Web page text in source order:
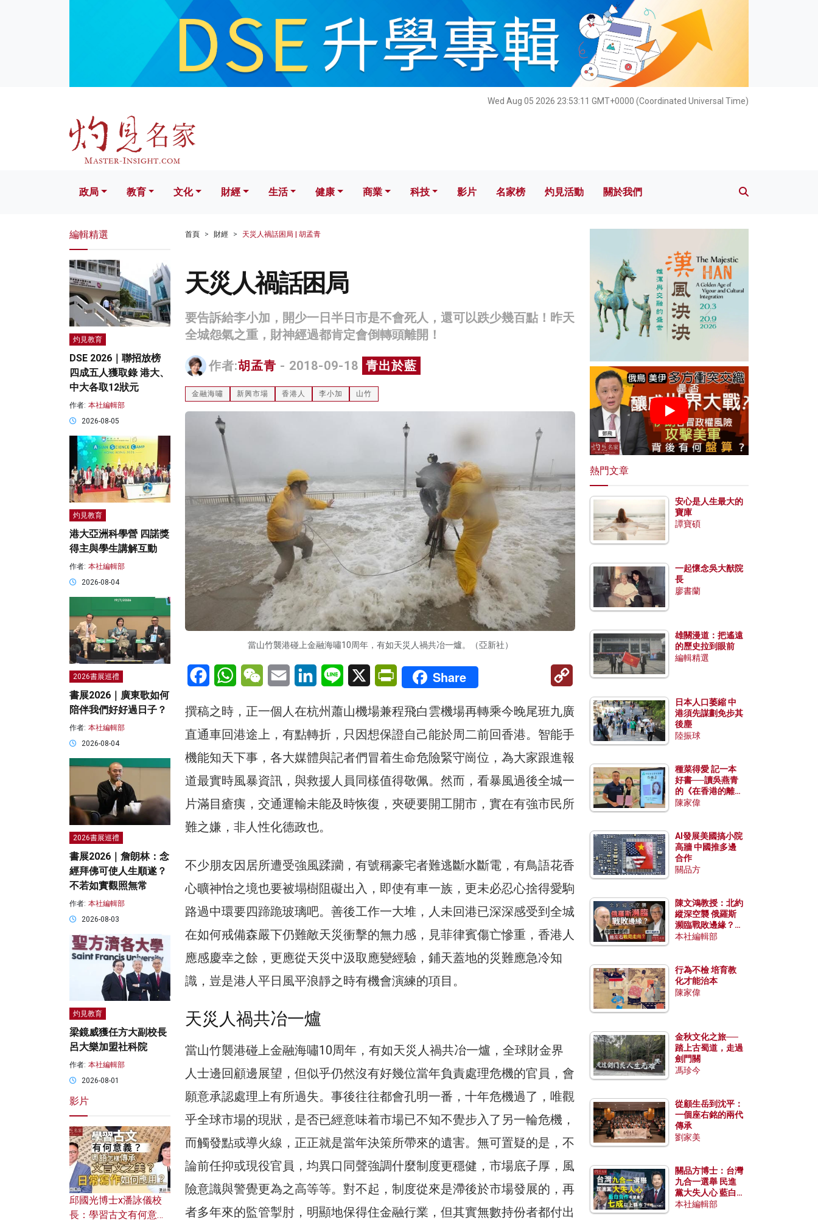
Wed Aug 05 2026 23:53:12 GMT+0000 (Coordinated Universal Time)
文化 財經 生活 健康 科技 影片 名家榜 灼見活動 關於我們
政局 教育 文化 財經 生活 健康 商業 科技 影片 名家榜 灼見活動 關於我們
首頁 財經 天災人禍話困局 | 胡孟青
天災人禍話困局
要告訴給李小加，開少一日半日市是不會死人，還可以跌少幾百點！昨天
全城怨氣之重，財神經過都肯定會倒轉頭離開！
作者:胡孟青 - 2018-09-18 青出於藍
金融海嘯 新興市場 香港人 李小加 山竹
當山竹襲港碰上金融海嘯10周年，有如天災人禍共冶一爐。（亞新社）
FacebookWhatsAppWeChatEmail LinkedInLine X PrintFriendly
Share
Copy
Link
撰稿之時，正一個人在杭州蕭山機場兼程飛白雲機場再轉乘今晚尾班九廣
直通車回港途上，有點轉折，只因想保證自己能於周二前回香港。智能手
機能知天下事，各大媒體與記者們冒着生命危險緊守崗位，為大家跟進報
道最實時風暴資訊，與救援人員同樣值得敬佩。然而，看暴風過後全城一
片滿目瘡痍，交通運輸未能及時恢復，夾硬要開工開市，實在有強市民所
難之嫌，非人性化德政也。
不少朋友因居所遭受強風蹂躪，有號稱豪宅者難逃斷水斷電，有鳥語花香
心曠神怡之境也要被塌樹阻礙出入，即使有車一族，更未必忍心捨得愛駒
路過中環要四蹄跪玻璃吧。善後工作一大堆，人未回港已深深感受到全城
在如何戒備森嚴下仍難敵天災衝擊的無力感，見菲律賓傷亡慘重，香港人
應感慶幸之餘，更應從天災中汲取應變經驗，鋪天蓋地的災難應急冷知
識，豈是港人平日風平浪靜之時有機會演練的項目。
天災人禍共冶一爐
當山竹襲港碰上金融海嘯10周年，有如天災人禍共冶一爐，全球財金界
人士邊回顧邊展望，但似乎仍然沒有好幾位當年負責處理危機的官員，會
願意承認處理上有所過失。事後往往都會孔明一番，十年危機過了，唯觀
乎全球市場的現狀，是否已經意味着市場已不知不覺步入了另一輪危機，
而觸發點或導火線，正正就是當年決策所帶來的遺害。無可置疑的是，不
論前任抑或現役官員，均異口同聲強調什麼制度更穩健，市場底子厚，風
險意識與警覺更為之高等等。對不起，制度從來是滯後於市場發展的，再
者多年來的監管掣肘，明顯地保得住金融行業，但其實無數持份者都付出
編輯精選
灼見教育
DSE 2026｜聯招放榜
四成五人獲取錄 港大、
中大各取12狀元
作者: 本社編輯部
2026-08-05
灼見教育
港大亞洲科學營 四諾獎
得主與學生講解互動
作者: 本社編輯部
2026-08-04
2026書展巡禮
書展2026｜廣東歌如何
陪伴我們好好過日子？
作者: 本社編輯部
2026-08-04
2026書展巡禮
書展2026｜詹朗林：念
經拜佛可使人生順遂？
不若如實觀照無常
作者: 本社編輯部
2026-08-03
灼見教育
梁鏡威獲任方大副校長
呂大樂加盟社科院
作者: 本社編輯部
2026-08-01
影片
邱國光博士x潘詠儀校
長：學習古文有何意
熱門文章
安心是人生最大的
寶庫
譚寶碩
一起懷念吳大猷院
長
廖書蘭
雄關漫道：把遙遠
的歷史拉到眼前
編輯精選
日本人口萎縮 中
港須先謀劃免步其
後塵
陸振球
種菜得愛 記一本
好書──讀吳燕青
的《在香港的離島
種菜》
陳家偉
AI發展美國搞小院
高牆 中國推多邊
合作
關品方
陳文鴻教授：北約
縱深空襲 俄羅斯
瀕臨戰敗邊緣？中
國零部件能左右戰
本社編輯部
行為不檢 培育教
化才能治本
陳家偉
金秋文化之旅──
踏上古蜀道，走過
劍門關
馮珍今
從顧生岳到沈平：
一個座右銘的兩代
傳承
劉家美
關品方博士：台灣
九合一選舉 民進
黨大失人心 藍白
合作有望拿下七成
本社編輯部